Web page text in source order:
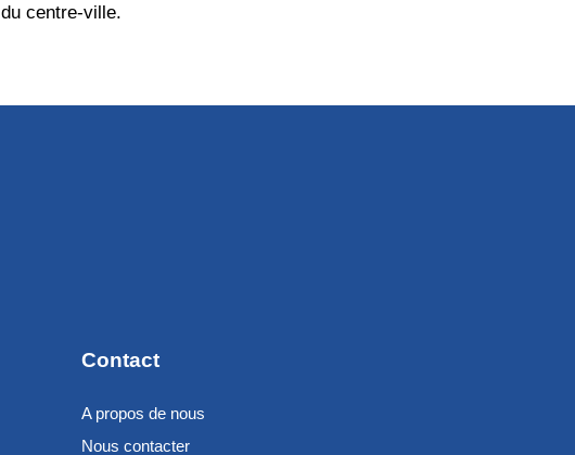
centre-ville.
Contact
A propos de nous
Nous contacter